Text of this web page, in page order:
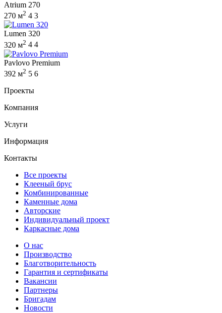
Atrium 270
270 м2 4 3
Lumen 320
320 м2 4 4
Pavlovo Premium
392 м2 5 6
Проекты
Компания
Услуги
Информация
Контакты
Все проекты
Клееный брус
Комбинированные
Каменные дома
Авторские
Индивидуальный проект
Каркасные дома
О нас
Производство
Благотворительность
Гарантия и сертификаты
Вакансии
Партнеры
Бригадам
Новости